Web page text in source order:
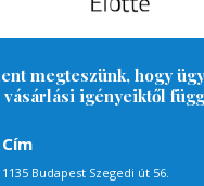
megteszünk, hogy
vásárlási igényeiktől
Cím
1135 Budapest Szegedi út 56.